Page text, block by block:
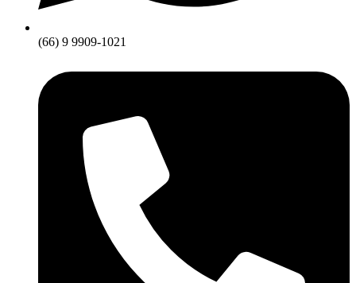
(66) 9 9909-1021